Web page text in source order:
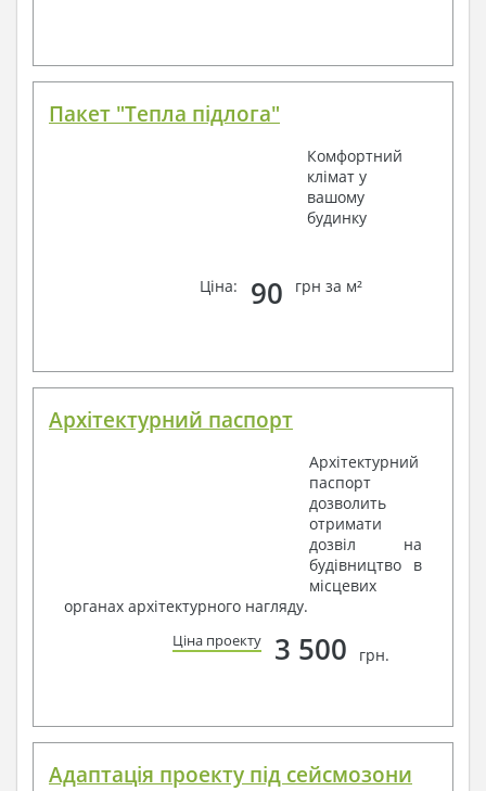
Пакет "Тепла підлога"
Комфортний
клімат у
вашому
будинку
Ціна: 90 грн за м²
Архітектурний паспорт
Архітектурний
паспорт
дозволить
отримати
дозвіл на
будівництво в
місцевих
органах архітектурного нагляду.
Ціна проекту 3 500 грн.
Адаптація проекту під сейсмозони